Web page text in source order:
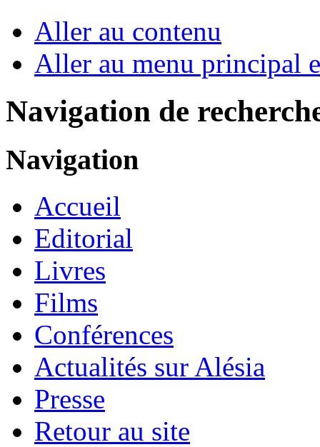
Aller au contenu
Aller au menu principal
Navigation de
Navigation
Accueil
Editorial
Livres
Films
Conférences
Actualités sur Alésia
Presse
Retour au site